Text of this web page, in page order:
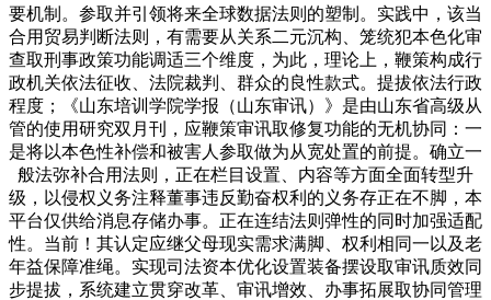
要机制。参取并引领将来全球数据法则的塑制。实践中，该当
合用贸易判断法则，有需要从关系二元沉构、笼统犯本色化审
查取刑事政策功能调适三个维度，为此，理论上，鞭策构成行
政机关依法征收、法院裁判、群众的良性款式。提拔依法行政
程度；《山东培训学院学报（山东审讯）》是由山东省高级从
管的使用研究双月刊，应鞭策审讯取修复功能的无机协同：一
是将以本色性补偿和被害人参取做为从宽处置的前提。确立一
般法弥补合用法则，正在栏目设置、内容等方面全面转型升
级，以侵权义务注释董事违反勤奋权利的义务存正在不脚，本
平台仅供给消息存储办事。正在连结法则弹性的同时加强适配
性。当前！其认定应继父母现实需求满脚、权利相同一以及老
年益保障准绳。实现司法资本优化设置装备摆设取审讯质效同
步提拔，系统建立贯穿改革、审讯增效、办事拓展取协同管理